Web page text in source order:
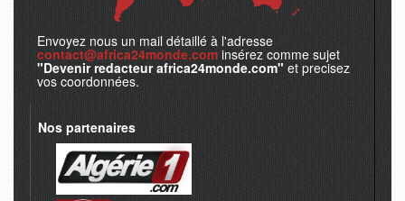
Envoyez nous un mail détaillé à l'adresse
contact@africa24monde.com insérez comme sujet
"Devenir redacteur africa24monde.com" et precisez
vos coordonnées.
Nos partenaires